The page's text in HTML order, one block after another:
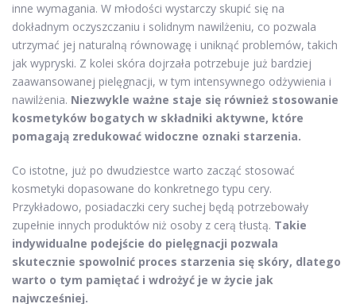
inne wymagania. W młodości wystarczy skupić się na
dokładnym oczyszczaniu i solidnym nawilżeniu, co pozwala
utrzymać jej naturalną równowagę i uniknąć problemów, takich
jak wypryski. Z kolei skóra dojrzała potrzebuje już bardziej
zaawansowanej pielęgnacji, w tym intensywnego odżywienia i
nawilżenia. Niezwykle ważne staje się również stosowanie
kosmetyków bogatych w składniki aktywne, które
pomagają zredukować widoczne oznaki starzenia.
Co istotne, już po dwudziestce warto zacząć stosować
kosmetyki dopasowane do konkretnego typu cery.
Przykładowo, posiadaczki cery suchej będą potrzebowały
zupełnie innych produktów niż osoby z cerą tłustą. Takie
indywidualne podejście do pielęgnacji pozwala
skutecznie spowolnić proces starzenia się skóry, dlatego
warto o tym pamiętać i wdrożyć je w życie jak
najwcześniej.